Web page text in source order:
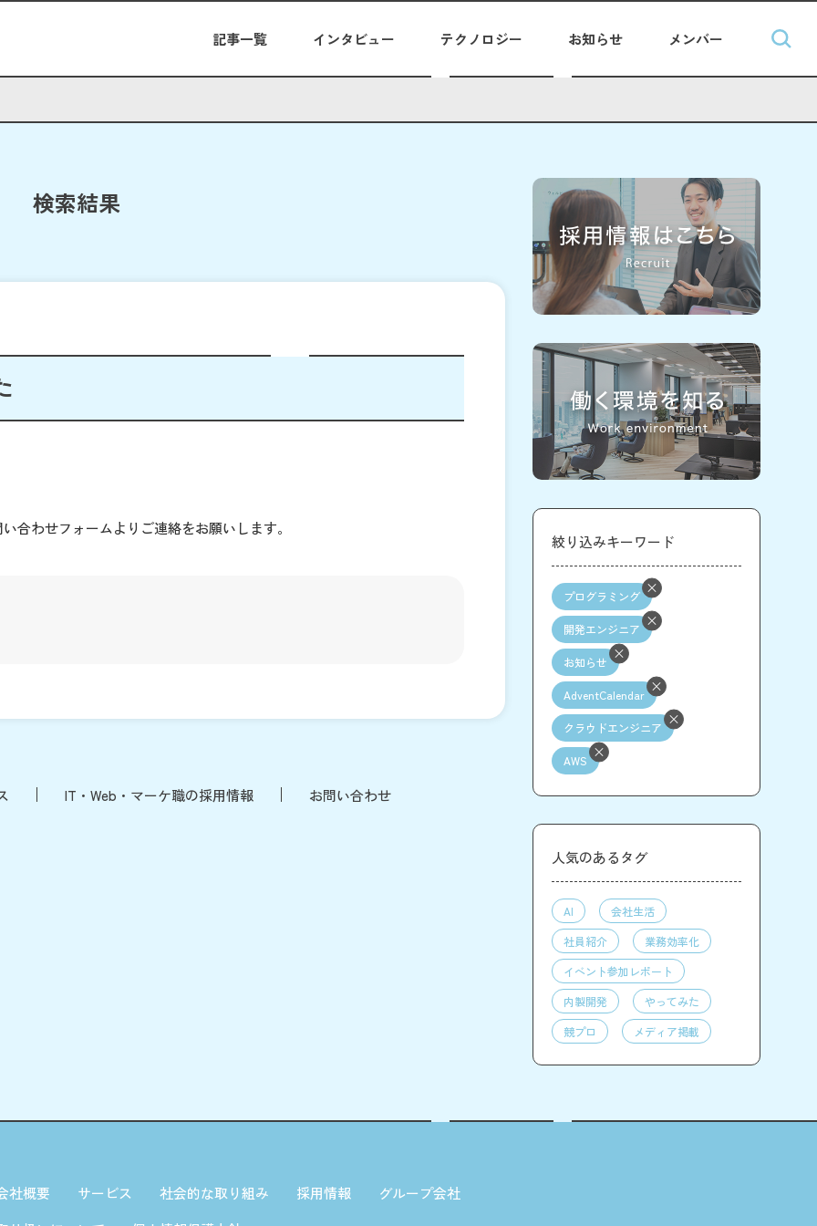
記事一覧 インタビュー テクノロジー お知らせ メンバー
検索結果
合わせフォームよりご連絡をお願いします。
IT・Web・マーケ職の採用情報 お問い合わせ
絞り込みキーワード
プログラミング
開発エンジニア
お知らせ
AdventCalendar
クラウドエンジニア
AWS
人気のあるタグ
AI
会社生活
社員紹介
業務効率化
イベント参加レポート
内製開発
やってみた
競プロ
メディア掲載
社概要 サービス 社会的な取り組み 採用情報
グループ会社